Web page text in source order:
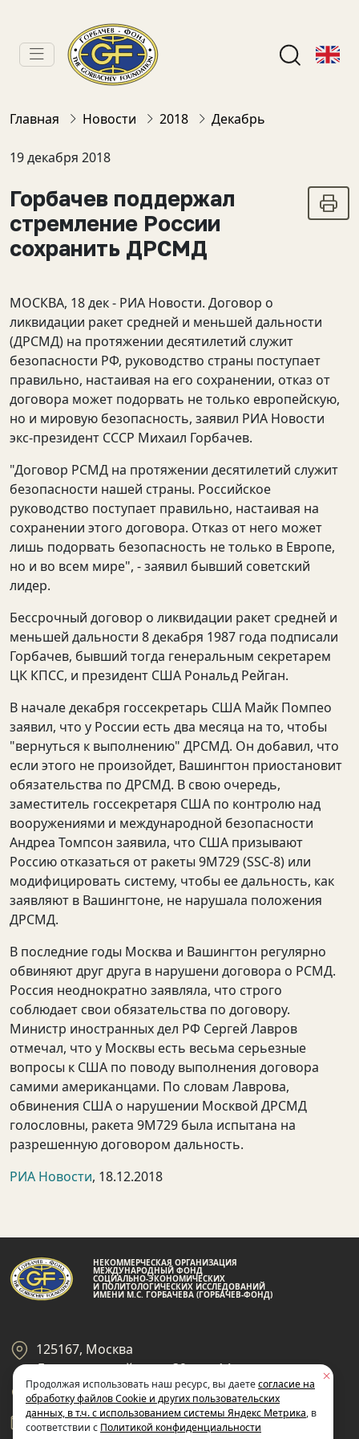
Главная Новости 2018 Декабрь
19 декабря 2018
Горбачев поддержал
стремление России
сохранить ДРСМД
МОСКВА, 18 дек - РИА Новости. Договор о
ликвидации ракет средней и меньшей дальности
(ДРСМД) на протяжении десятилетий служит
безопасности РФ, руководство страны поступает
правильно, настаивая на его сохранении, отказ от
договора может подорвать не только европейскую,
но и мировую безопасность, заявил РИА Новости
экс-президент СССР Михаил Горбачев.
"Договор РСМД на протяжении десятилетий служит
безопасности нашей страны. Российское
руководство поступает правильно, настаивая на
сохранении этого договора. Отказ от него может
лишь подорвать безопасность не только в Европе,
но и во всем мире", - заявил бывший советский
лидер.
Бессрочный договор о ликвидации ракет средней и
меньшей дальности 8 декабря 1987 года подписали
Горбачев, бывший тогда генеральным секретарем
ЦК КПСС, и президент США Рональд Рейган.
В начале декабря госсекретарь США Майк Помпео
заявил, что у России есть два месяца на то, чтобы
"вернуться к выполнению" ДРСМД. Он добавил, что
если этого не произойдет, Вашингтон приостановит
обязательства по ДРСМД. В свою очередь,
заместитель госсекретаря США по контролю над
вооружениями и международной безопасности
Андреа Томпсон заявила, что США призывают
Россию отказаться от ракеты 9М729 (SSC-8) или
модифицировать систему, чтобы ее дальность, как
заявляют в Вашингтоне, не нарушала положения
ДРСМД.
В последние годы Москва и Вашингтон регулярно
обвиняют друг друга в нарушени договора о РСМД.
Россия неоднократно заявляла, что строго
соблюдает свои обязательства по договору.
Министр иностранных дел РФ Сергей Лавров
отмечал, что у Москвы есть весьма серьезные
вопросы к США по поводу выполнения договора
самими американцами. По словам Лаврова,
обвинения США о нарушении Москвой ДРСМД
голословны, ракета 9М729 была испытана на
разрешенную договором дальность.
РИА Новости, 18.12.2018
НЕКОММЕРЧЕСКАЯ ОРГАНИЗАЦИЯ
МЕЖДУНАРОДНЫЙ ФОНД
СОЦИАЛЬНО-ЭКОНОМИЧЕСКИХ
И ПОЛИТОЛОГИЧЕСКИХ ИССЛЕДОВАНИЙ
ИМЕНИ М.С. ГОРБАЧЕВА (ГОРБАЧЕВ-ФОНД)
125167, Москва
Ленинградский пр-кт 39, стр 14
+7 495 945-59-99
gf@gorby.ru
Продолжая использовать наш ресурс, вы даетесогласие на
обработку файлов Cookie и других пользовательских
данных, в т.ч. с использованием системы Яндекс Метрика, в
соответствии с Политикой конфиденциальности